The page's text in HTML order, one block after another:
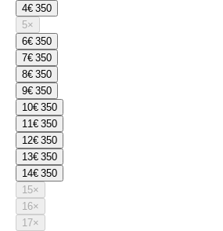
4€ 350
5×
6€ 350
7€ 350
8€ 350
9€ 350
10€ 350
11€ 350
12€ 350
13€ 350
14€ 350
15×
16×
17×